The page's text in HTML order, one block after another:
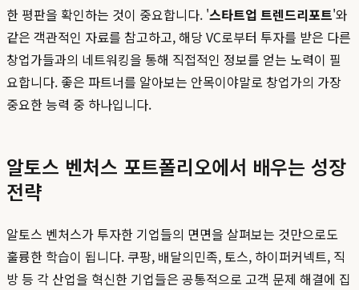
한 평판을 확인하는 것이 중요합니다. '스타트업 트렌드리포트'와
같은 객관적인 자료를 참고하고, 해당 VC로부터 투자를 받은 다른
창업가들과의 네트워킹을 통해 직접적인 정보를 얻는 노력이 필
요합니다. 좋은 파트너를 알아보는 안목이야말로 창업가의 가장
중요한 능력 중 하나입니다.
알토스 벤처스 포트폴리오에서 배우는 성장
전략
알토스 벤처스가 투자한 기업들의 면면을 살펴보는 것만으로도
훌륭한 학습이 됩니다. 쿠팡, 배달의민족, 토스, 하이퍼커넥트, 직
방 등 각 산업을 혁신한 기업들은 공통적으로 고객 문제 해결에 집